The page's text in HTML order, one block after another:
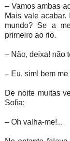
– Vamos ambas
Mais vale
mundo? Se a
primeiro ao rio.
– Não, deixa! não
– Eu, sim! bem me
De noite muitas
Sofia:
– Oh valha-me!...